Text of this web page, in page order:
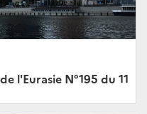
l'Eurasie N°195 du 11